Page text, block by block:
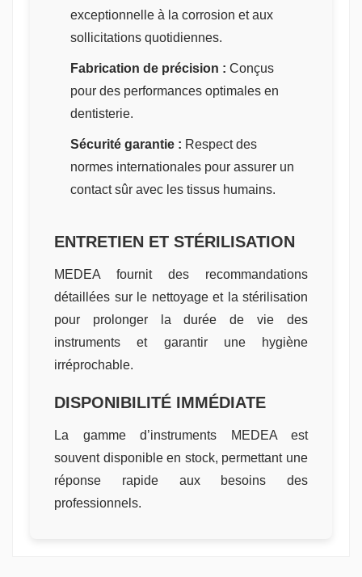
exceptionnelle à la corrosion et aux
sollicitations quotidiennes.
Fabrication de précision : Conçus
pour des performances optimales en
dentisterie.
Sécurité garantie : Respect des
normes internationales pour assurer un
contact sûr avec les tissus humains.
ENTRETIEN ET STÉRILISATION
MEDEA fournit des recommandations
détaillées sur le nettoyage et la stérilisation
pour prolonger la durée de vie des
instruments et garantir une hygiène
irréprochable.
DISPONIBILITÉ IMMÉDIATE
La gamme d’instruments MEDEA est
souvent disponible en stock, permettant une
réponse rapide aux besoins des
professionnels.